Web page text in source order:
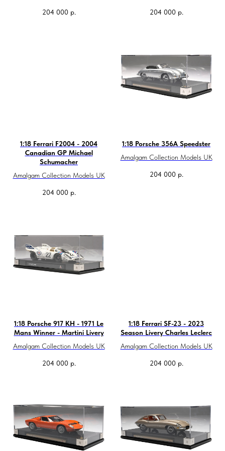
204 000 р. 204 000 р.
1:18 Ferrari F2004 - 2004
Canadian GP Michael
Schumacher
Amalgam Collection Models UK
204 000 р.
1:18 Porsche 356A Speedster
Amalgam Collection Models UK
204 000 р.
1:18 Porsche 917 KH - 1971 Le
Mans Winner - Martini Livery
Amalgam Collection Models UK
204 000 р.
1:18 Ferrari SF-23 - 2023
Season Livery Charles Leclerc
Amalgam Collection Models UK
204 000 р.